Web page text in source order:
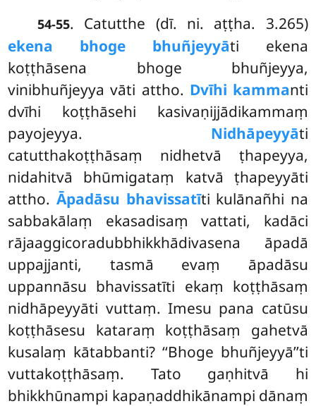
54-55. Catutthe (dī. ni. aṭṭha. 3.265)
ekena bhoge bhuñjeyyāti ekena
koṭṭhāsena bhoge bhuñjeyya,
vinibhuñjeyya vāti attho. Dvīhi kammanti
dvīhi koṭṭhāsehi kasivaṇijjādikammaṃ
payojeyya. Nidhāpeyyāti
catutthakoṭṭhāsaṃ nidhetvā ṭhapeyya,
nidahitvā bhūmigataṃ katvā ṭhapeyyāti
attho. Āpadāsu bhavissatīti kulānañhi na
sabbakālaṃ ekasadisaṃ vattati, kadāci
rājaaggicoradubbhikkhādivasena āpadā
uppajjanti, tasmā evaṃ āpadāsu
uppannāsu bhavissatīti ekaṃ koṭṭhāsaṃ
nidhāpeyyāti vuttaṃ. Imesu pana catūsu
koṭṭhāsesu kataraṃ koṭṭhāsaṃ gahetvā
kusalaṃ kātabbanti? ‘‘Bhoge bhuñjeyyā’’ti
vuttakoṭṭhāsaṃ. Tato gaṇhitvā hi
bhikkhūnampi kapaṇaddhikānampi dānaṃ